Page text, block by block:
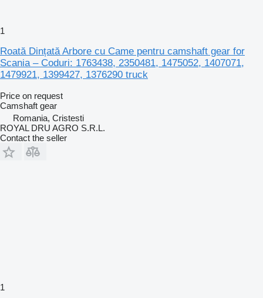
1
Roată Dințată Arbore cu Came pentru camshaft gear for
Scania – Coduri: 1763438, 2350481, 1475052, 1407071,
1479921, 1399427, 1376290 truck
Price on request
Camshaft gear
Romania, Cristesti
ROYAL DRU AGRO S.R.L.
Contact the seller
1